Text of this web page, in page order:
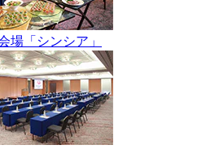
場「シンシア」